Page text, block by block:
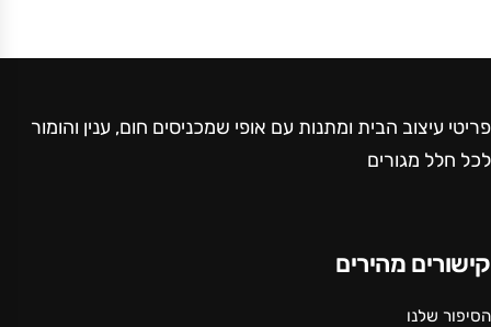
פריטי עיצוב הבית ומתנות עם אופי שמכניסים חום, ענין והומור
לכל חלל מגורים
קישורים מהירים
הסיפור שלנו